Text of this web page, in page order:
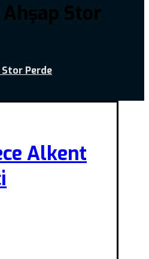
Stor
Perde
Alkent